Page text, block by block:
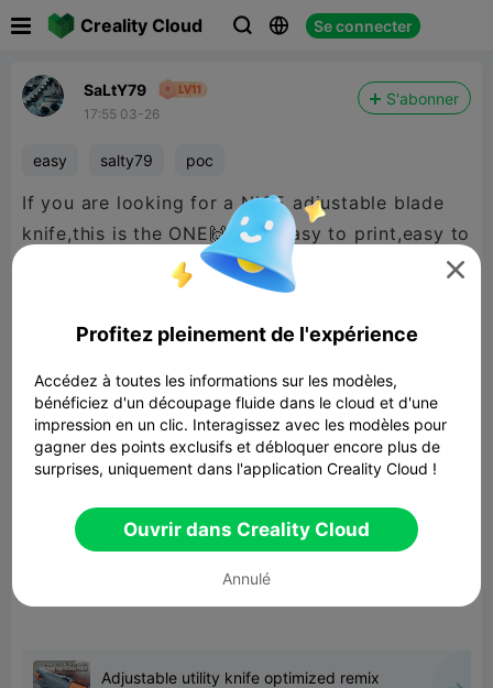
Creality Cloud   Se connecter
SaLtY79
17:55 03-26
S'abonner
easy salty79 poc
If you are looking for a NICE adjustable blade
knife,this is the ONE🙌 very easy to print,easy to
install the hardware(2-screws N blade) and
mainly,easy to adjust to the length of blade you
want exposed for the task💥 even has a LIL
Adjustable utility knife optimized remix

Profitez pleinement de l'expérience
Accédez à toutes les informations sur les modèles,
bénéficiez d'un découpage fluide dans le cloud et d'une
impression en un clic. Interagissez avec les modèles pour
gagner des points exclusifs et débloquer encore plus de
surprises, uniquement dans l'application Creality Cloud !
Ouvrir dans Creality Cloud
Annulé